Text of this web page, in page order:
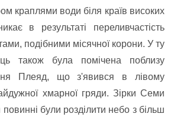
краплями води біля країв високих
в результаті переливчастість
подібними місячної корони. У ту
також була помічена поблизу
Плеяд, що з'явився в лівому
хмарної гряди. Зірки Семи
були розділити небо з більш